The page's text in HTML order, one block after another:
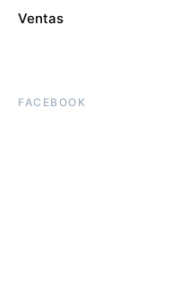
Ventas
FACEBOOK